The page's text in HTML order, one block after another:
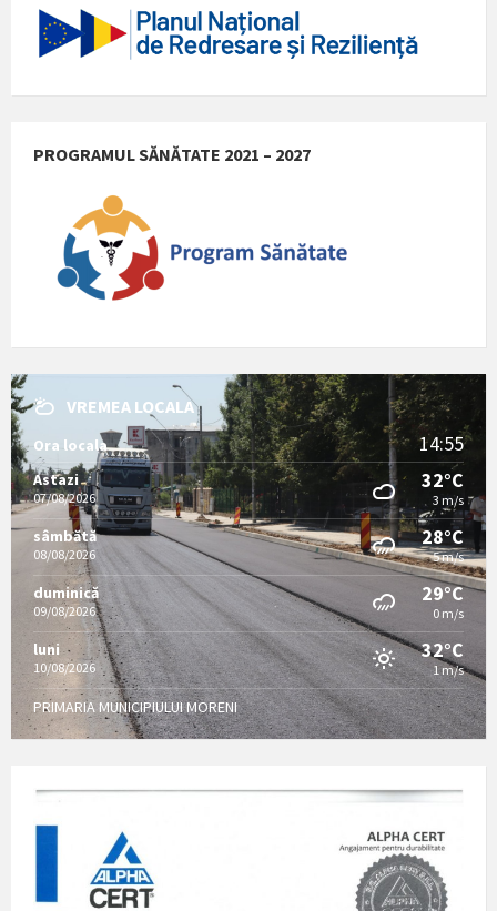
PROGRAMUL SĂNĂTATE 2021 – 2027
VREMEA LOCALA
Ora locala 14:55
Astazi
07/08/2026
32°C
3 m/s
sâmbătă
08/08/2026
28°C
5 m/s
duminică
09/08/2026
29°C
0 m/s
luni
10/08/2026
32°C
1 m/s
PRIMARIA MUNICIPIULUI MORENI